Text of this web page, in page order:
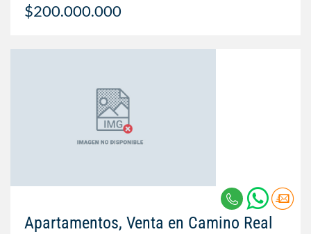
$200.000.000
Apartamentos, Venta en Camino Real